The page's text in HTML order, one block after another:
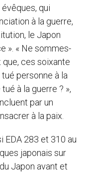
qui
à la guerre,
le Japon
». « Ne sommes-
ces soixante
tué personne à la
à la guerre ? »,
par un
à la paix.
EDA 283 et 310 au
japonais sur
Japon avant et